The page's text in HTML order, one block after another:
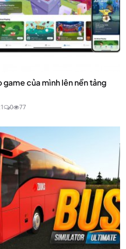
của mình lên nền tảng
0 77